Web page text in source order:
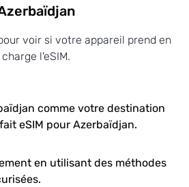
voir si votre appareil prend en
charge l'eSIM.
comme votre destination
eSIM pour Azerbaïdjan.
en utilisant des méthodes